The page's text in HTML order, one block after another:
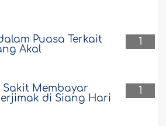
1
Puasa Terkait
Akal
1
Membayar
di Siang Hari